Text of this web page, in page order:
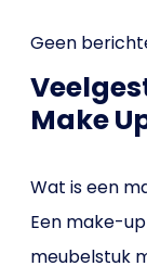
Geen
Make
Wat is een
Een make-
meubelstuk